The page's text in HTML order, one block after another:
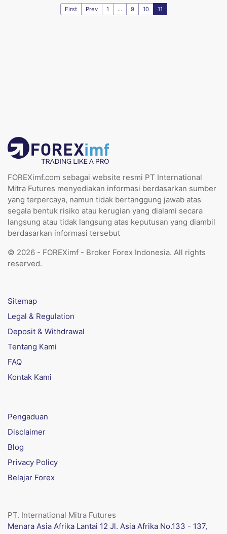
First Prev 1 ... 9 10 11
FOREXimf.com sebagai website resmi PT International
Mitra Futures menyediakan informasi berdasarkan sumber
yang terpercaya, namun tidak bertanggung jawab atas
segala bentuk risiko atau kerugian yang dialami secara
langsung atau tidak langsung atas keputusan yang diambil
berdasarkan informasi tersebut
© 2026 - FOREXimf - Broker Forex Indonesia. All rights
reserved.
Sitemap
Legal & Regulation
Deposit & Withdrawal
Tentang Kami
FAQ
Kontak Kami
Pengaduan
Disclaimer
Blog
Privacy Policy
Belajar Forex
PT. International Mitra Futures
Menara Asia Afrika Lantai 12 Jl. Asia Afrika No.133 - 137,